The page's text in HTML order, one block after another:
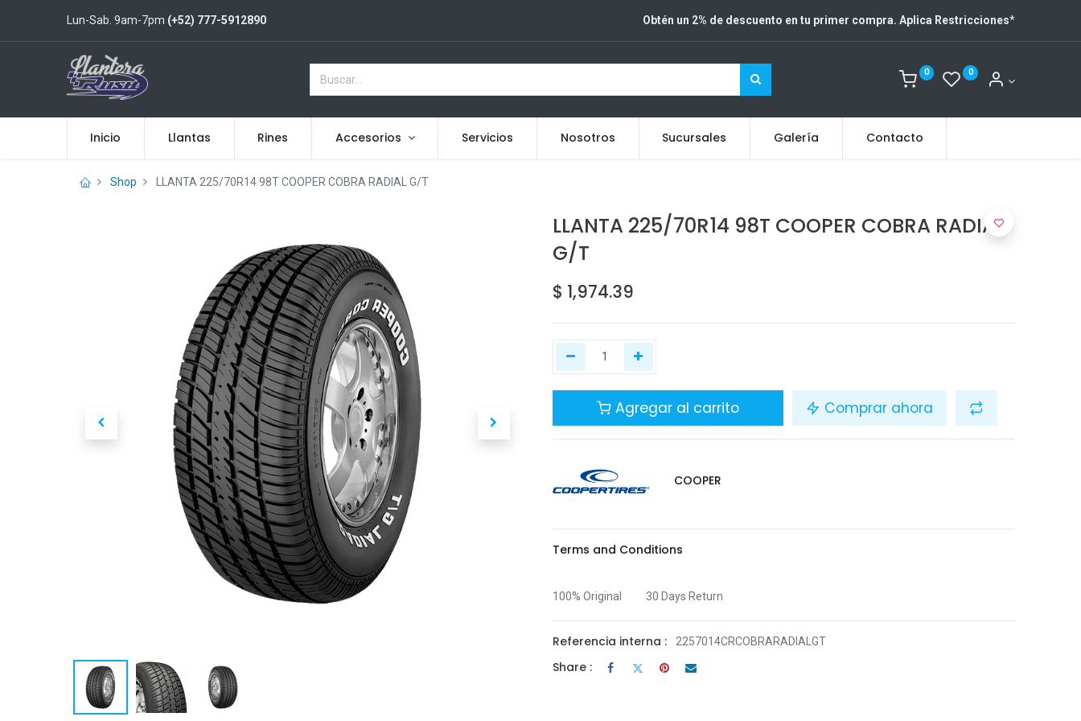
Lun-Sab. 9am-7pm (+52) 777-5912890 Obtén un 2% de descuento en tu primer compra. Aplica Restricciones*
0 0
Inicio Llantas Rines Accesorios Servicios Nosotros Sucursales Galería Contacto
Shop LLANTA 225/70R14 98T COOPER COBRA RADIAL G/T
LLANTA 225/70R14 98T COOPER COBRA RADIAL
G/T
$ 1,974.39
Agregar al carrito Comprar ahora
COOPER
Terms and Conditions
100% Original 30 Days Return
Referencia interna : 2257014CRCOBRARADIALGT
Share :